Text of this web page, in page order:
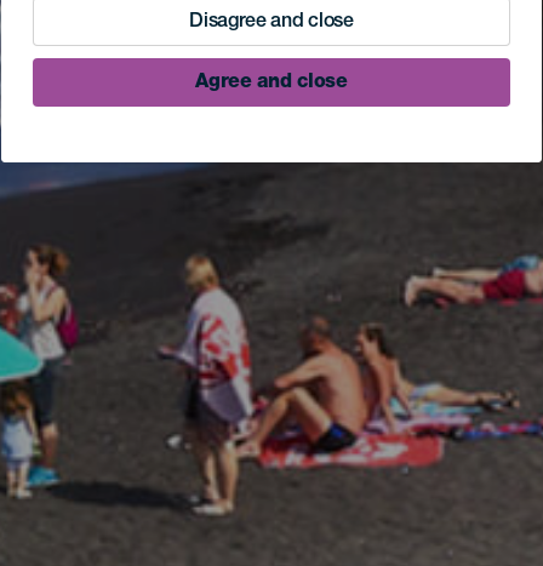
Disagree and close
Agree and close